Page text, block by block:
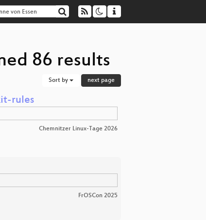
86 results
Sort by next page
rules
Chemnitzer Linux-Tage 2026
FrOSCon 2025